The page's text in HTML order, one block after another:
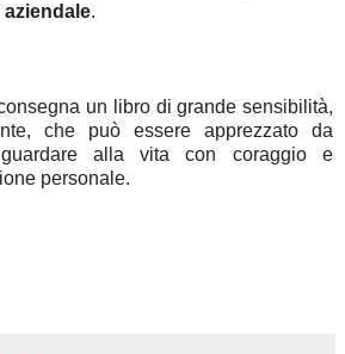
.
un libro di grande sensibilità,
che può essere apprezzato da
alla vita con coraggio e
personale.